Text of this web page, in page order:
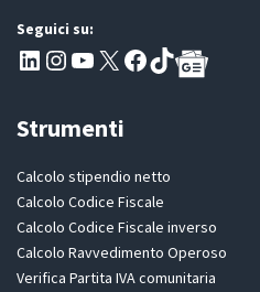
Seguici su:
Pagina LinkedIn PartitaIva
Instagram
Canale YouTube Evoluzione - Partitaiva.it
X Segui PartitaIva su Facebook
TikTok
Strumenti
Calcolo stipendio netto
Calcolo Codice Fiscale
Calcolo Codice Fiscale inverso
Calcolo Ravvedimento Operoso
Verifica Partita IVA comunitaria